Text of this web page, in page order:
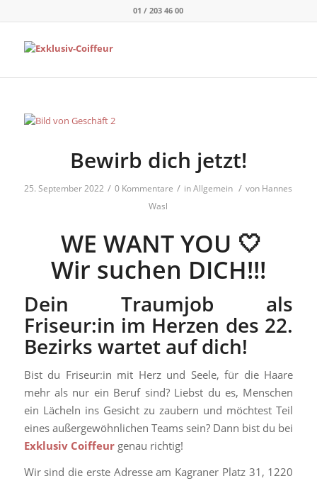
01 / 203 46 00
Bewirb dich jetzt!
25. September 2022 / 0 Kommentare / inAllgemein / von Hannes
Wasl
WE WANT YOU 🤍
Wir suchen DICH!!!
Dein Traumjob als
Friseur:in im Herzen des 22.
Bezirks wartet auf dich!
Bist du Friseur:in mit Herz und Seele, für die Haare
mehr als nur ein Beruf sind? Liebst du es, Menschen
ein Lächeln ins Gesicht zu zaubern und möchtest Teil
eines außergewöhnlichen Teams sein? Dann bist du bei
Exklusiv Coiffeurgenau richtig!
Wir sind die erste Adresse am Kagraner Platz 31, 1220